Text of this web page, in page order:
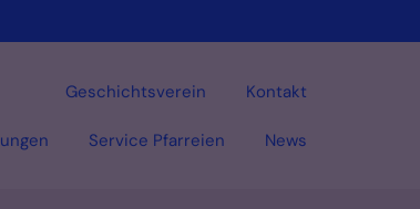
Service Pfarreien News
Geschichtsverein Kontakt